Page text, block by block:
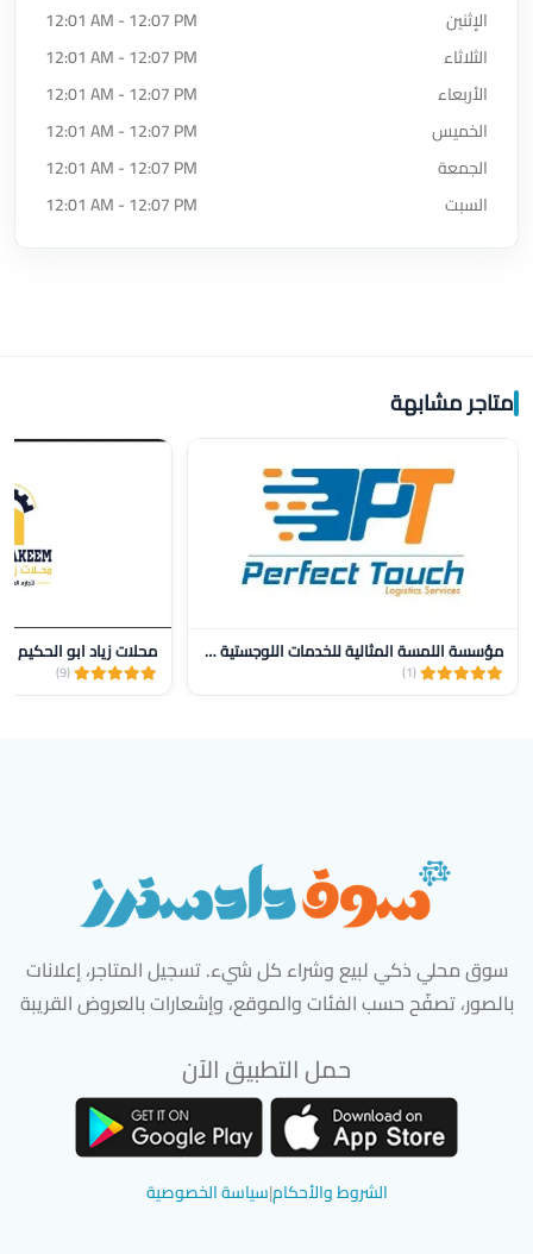
الإثنين
12:01 AM - 12:07 PM
الثلاثاء
12:01 AM - 12:07 PM
الأربعاء
12:01 AM - 12:07 PM
الخميس
12:01 AM - 12:07 PM
الجمعة
12:01 AM - 12:07 PM
السبت
12:01 AM - 12:07 PM
متاجر مشابهة
مؤسسة اللمسة المثالية للخدمات اللوجستية للنقل
(1)
محلات زياد ابو الحكيم
(9)
سوق محلي ذكي لبيع وشراء كل شيء. تسجيل المتاجر، إعلانات
بالصور، تصفّح حسب الفئات والموقع، وإشعارات بالعروض القريبة
حمل التطبيق الآن
الشروط والأحكام|سياسة الخصوصية